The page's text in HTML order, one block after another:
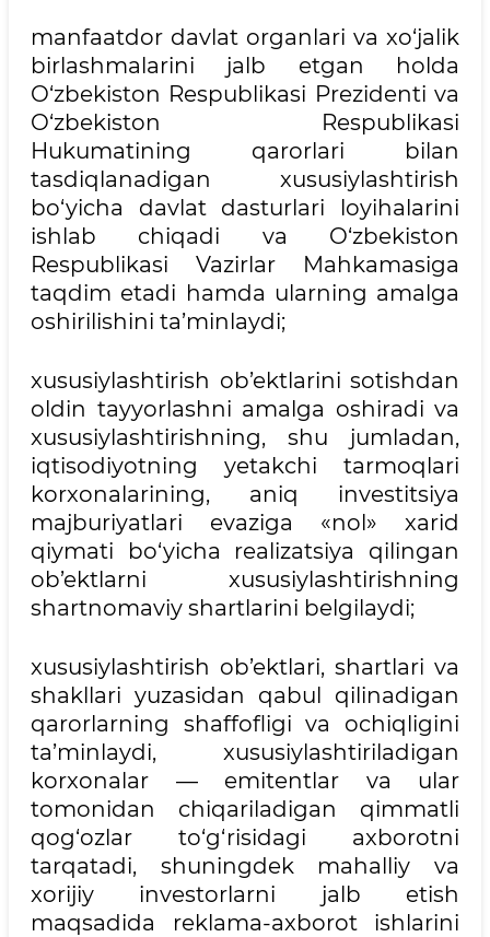
manfaatdor davlat organlari va xo‘jalik
birlashmalarini jalb etgan holda
O‘zbekiston Respublikasi Prezidenti va
O‘zbekiston Respublikasi
Hukumatining qarorlari bilan
tasdiqlanadigan xususiylashtirish
bo‘yicha davlat dasturlari loyihalarini
ishlab chiqadi va O‘zbekiston
Respublikasi Vazirlar Mahkamasiga
taqdim etadi hamda ularning amalga
oshirilishini ta’minlaydi;
xususiylashtirish ob’ektlarini sotishdan
oldin tayyorlashni amalga oshiradi va
xususiylashtirishning, shu jumladan,
iqtisodiyotning yetakchi tarmoqlari
korxonalarining, aniq investitsiya
majburiyatlari evaziga «nol» xarid
qiymati bo‘yicha realizatsiya qilingan
ob’ektlarni xususiylashtirishning
shartnomaviy shartlarini belgilaydi;
xususiylashtirish ob’ektlari, shartlari va
shakllari yuzasidan qabul qilinadigan
qarorlarning shaffofligi va ochiqligini
ta’minlaydi, xususiylashtiriladigan
korxonalar — emitentlar va ular
tomonidan chiqariladigan qimmatli
qog‘ozlar to‘g‘risidagi axborotni
tarqatadi, shuningdek mahalliy va
xorijiy investorlarni jalb etish
maqsadida reklama-axborot ishlarini